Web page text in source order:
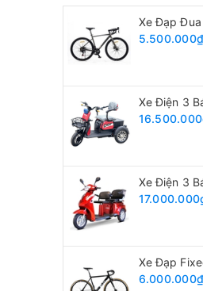
5.500.000₫
Xe Đạp
6.000.000₫